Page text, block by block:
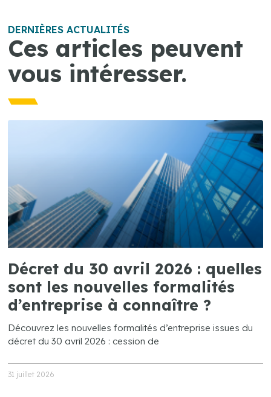
DERNIÈRES ACTUALITÉS
Ces articles peuvent
vous intéresser.
Décret du 30 avril 2026 : quelles
sont les nouvelles formalités
d’entreprise à connaître ?
Découvrez les nouvelles formalités d’entreprise issues du
décret du 30 avril 2026 : cession de
31 juillet 2026